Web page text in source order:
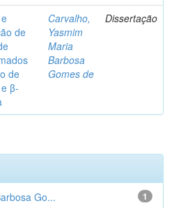
de
de
β-
Carvalho,
Yasmim
Maria
Barbosa
Gomes de
Dissertação
1
Go...